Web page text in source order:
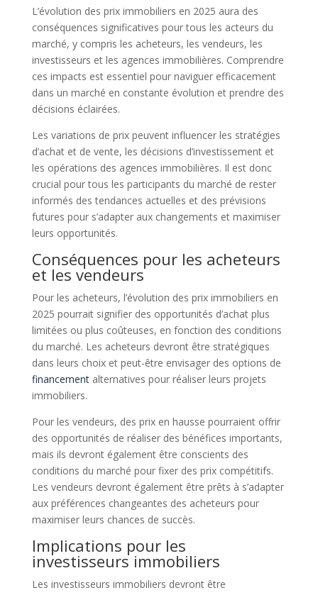
L’évolution des prix immobiliers en 2025 aura des
conséquences significatives pour tous les acteurs du
marché, y compris les acheteurs, les vendeurs, les
investisseurs et les agences immobilières. Comprendre
ces impacts est essentiel pour naviguer efficacement
dans un marché en constante évolution et prendre des
décisions éclairées.
Les variations de prix peuvent influencer les stratégies
d’achat et de vente, les décisions d’investissement et
les opérations des agences immobilières. Il est donc
crucial pour tous les participants du marché de rester
informés des tendances actuelles et des prévisions
futures pour s’adapter aux changements et maximiser
leurs opportunités.
Conséquences pour les acheteurs
et les vendeurs
Pour les acheteurs, l’évolution des prix immobiliers en
2025 pourrait signifier des opportunités d’achat plus
limitées ou plus coûteuses, en fonction des conditions
du marché. Les acheteurs devront être stratégiques
dans leurs choix et peut-être envisager des options de
financementalternatives pour réaliser leurs projets
immobiliers.
Pour les vendeurs, des prix en hausse pourraient offrir
des opportunités de réaliser des bénéfices importants,
mais ils devront également être conscients des
conditions du marché pour fixer des prix compétitifs.
Les vendeurs devront également être prêts à s’adapter
aux préférences changeantes des acheteurs pour
maximiser leurs chances de succès.
Implications pour les
investisseurs immobiliers
Les investisseurs immobiliers devront être